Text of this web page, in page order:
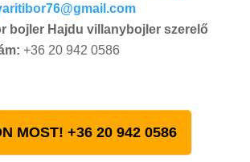
bojler Hajdu villanybojler szerelő
+36 20 942 0586
MOST! +36 20 942 0586